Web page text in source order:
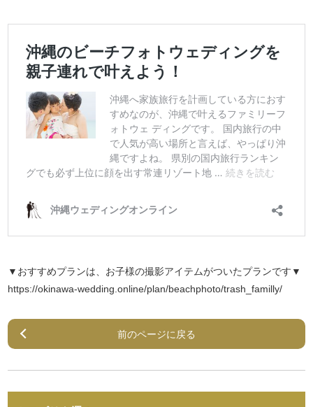
▼おすすめプランは、お子様の撮影アイテムがついたプランです▼
https://okinawa-wedding.online/plan/beachphoto/trash_familly/
前のページに戻る